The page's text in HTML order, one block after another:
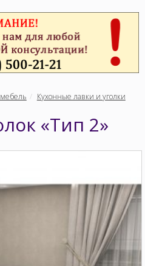
Кухонные лавки и уголки
«Тип 2»